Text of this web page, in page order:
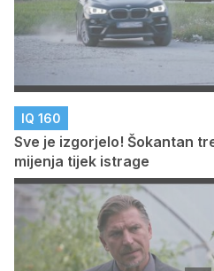
IQ 160
Sve je izgorjelo! Šokantan
mijenja tijek istrage